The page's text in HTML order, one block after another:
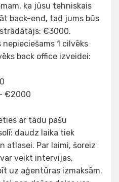
ka jūsu tehniskais
back-end, tad jums būs
€3000.
1 cilvēks
back office izveidei:
€2000
ar tādu pašu
daudz laika tiek
atlasei. Par laimi, šoreiz
veikt intervijas,
uz aģentūras izmaksām.